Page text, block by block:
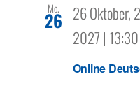
Mo.
26
Online
26 Oktober,
2027 | 13:30